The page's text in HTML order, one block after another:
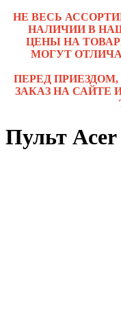
НЕ ВЕСЬ
НАЛИЧИИ В
ЦЕНЫ НА
МОГУТ
ПЕРЕД
ЗАКАЗ НА САЙТЕ
Пульт